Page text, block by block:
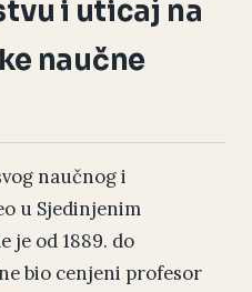
i uticaj na
naučne
naučnog i
u Sjedinjenim
je od 1889. do
bio cenjeni profesor